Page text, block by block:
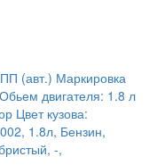
(авт.) Маркировка
двигателя: 1.8 л
Цвет кузова:
1.8л, Бензин,
-,